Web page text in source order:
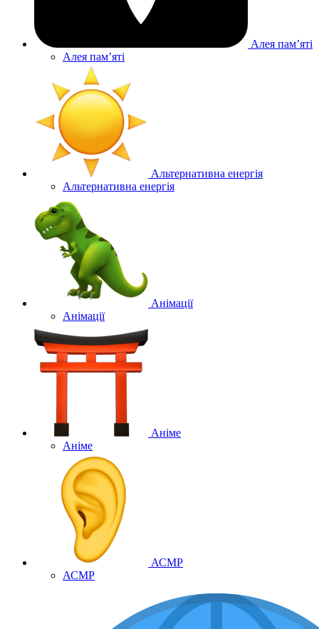
Алея памʼяті
Алея памʼяті
Альтернативна енергія
Альтернативна енергія
Анімації
Анімації
Аніме
Аніме
АСМР
АСМР